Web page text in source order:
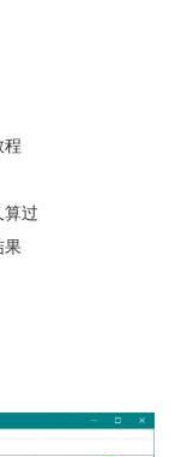
新周期”功
程
算过
果